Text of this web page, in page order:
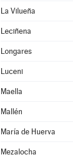
La Vilueña
Leciñena
Longares
Luceni
Maella
Mallén
María de Huerva
Mezalocha